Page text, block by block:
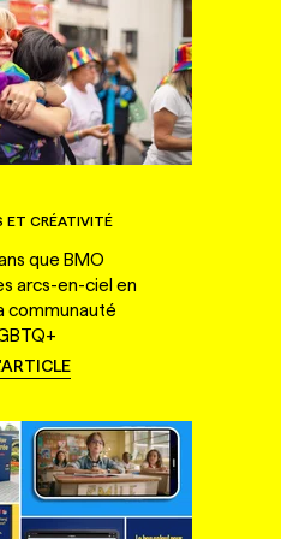
ET CRÉATIVITÉ
que BMO
arcs-en-ciel en
communauté